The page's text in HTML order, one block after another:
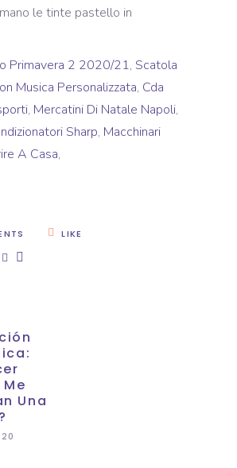
le tinte pastello in
Primavera 2 2020/21, Scatola
Musica Personalizzata, Cda
, Mercatini Di Natale Napoli,
Sharp, Macchinari
A Casa,
LIKE
Una